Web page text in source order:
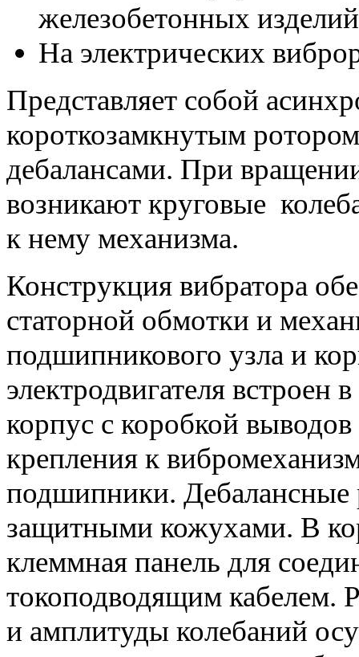
железобетонных
На электрических
Представляет собой
короткозамкнутым
дебалансами. При
возникают круговые
к нему механизма.
Конструкция вибратора
статорной обмотки и
подшипникового узла и
электродвигателя
корпус с коробкой
крепления к
подшипники. Дебалансные
защитными кожухами. В
клеммная панель для
токоподводящим кабелем.
и амплитуды колебаний